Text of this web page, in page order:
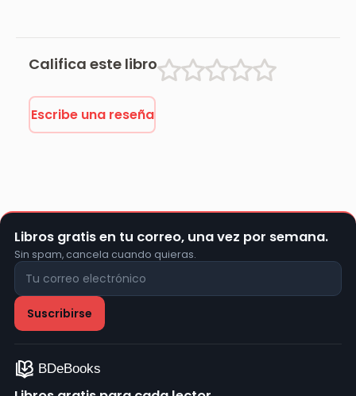
Califica este libro
Escribe una reseña
Libros gratis en tu correo, una vez por semana.
Sin spam, cancela cuando quieras.